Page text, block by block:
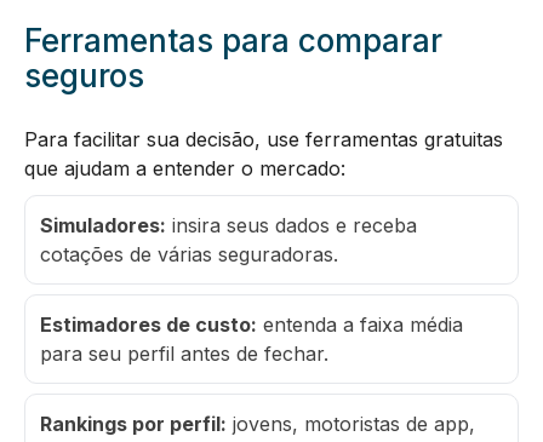
Ferramentas para comparar
seguros
Para facilitar sua decisão, use ferramentas gratuitas
que ajudam a entender o mercado:
Simuladores: insira seus dados e receba
cotações de várias seguradoras.
Estimadores de custo: entenda a faixa média
para seu perfil antes de fechar.
Rankings por perfil: jovens, motoristas de app,